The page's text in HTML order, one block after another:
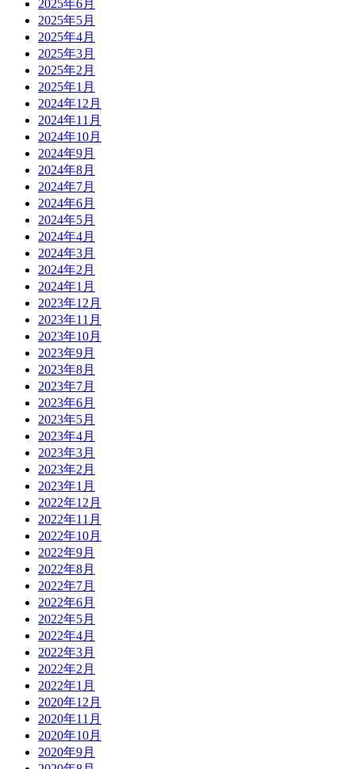
2025年6月
2025年5月
2025年4月
2025年3月
2025年2月
2025年1月
2024年12月
2024年11月
2024年10月
2024年9月
2024年8月
2024年7月
2024年6月
2024年5月
2024年4月
2024年3月
2024年2月
2024年1月
2023年12月
2023年11月
2023年10月
2023年9月
2023年8月
2023年7月
2023年6月
2023年5月
2023年4月
2023年3月
2023年2月
2023年1月
2022年12月
2022年11月
2022年10月
2022年9月
2022年8月
2022年7月
2022年6月
2022年5月
2022年4月
2022年3月
2022年2月
2022年1月
2020年12月
2020年11月
2020年10月
2020年9月